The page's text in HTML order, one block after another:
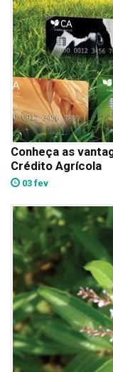
Conheça as
Crédito Agrícola
03 fev